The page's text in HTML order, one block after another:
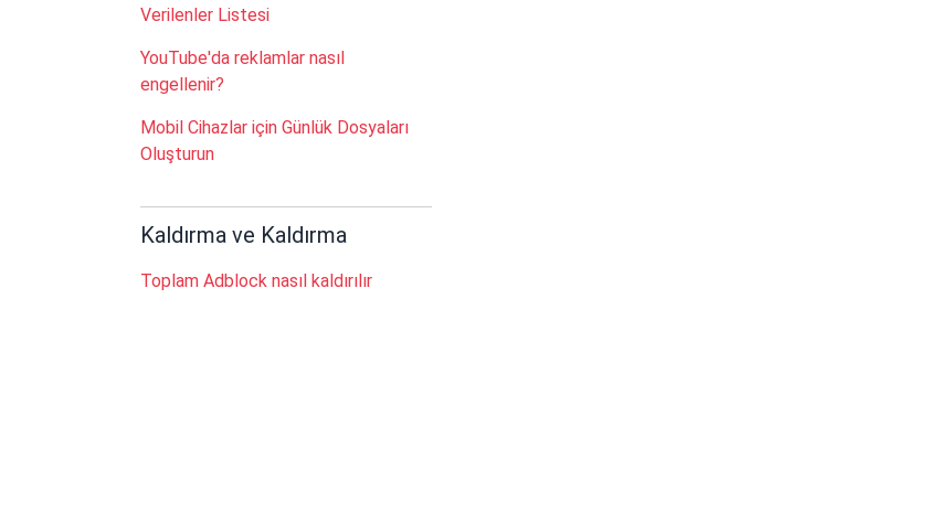
Verilenler Listesi
YouTube'da reklamlar nasıl
engellenir?
Mobil Cihazlar için Günlük Dosyaları
Oluşturun
Kaldırma ve Kaldırma
Toplam Adblock nasıl kaldırılır